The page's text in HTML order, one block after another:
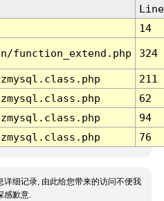
Line
14
function_extend.php 324
211
62
94
76
详细记录, 由此给您带来的访问不便我
感歉意.